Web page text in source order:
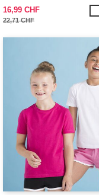
16,99 CHF
22,71 CHF